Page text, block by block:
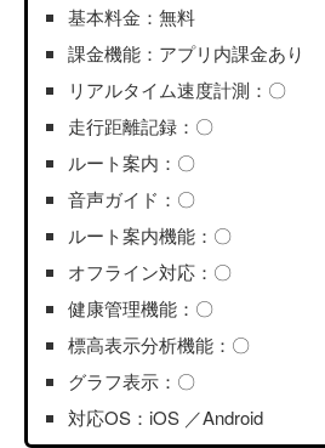
基本料金：無料
課金機能：アプリ内課金あり
リアルタイム速度計測：〇
走行距離記録：〇
ルート案内：〇
音声ガイド：〇
ルート案内機能：〇
オフライン対応：〇
健康管理機能：〇
標高表示分析機能：〇
グラフ表示：〇
対応OS：iOS ／Android